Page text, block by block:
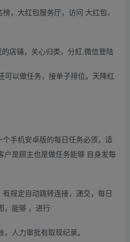
，大红包服务厅，访问 大红包，
店铺，关心归类，分紅.微信登陆
可以做任务，接单子排位。天降红
手机安卓版的每日任务必须，适
户是顾主也是做任务能够 自身发每
规定自动跳转连接，递交，每日
，能够 ，进行
人力审批有取现纪录。